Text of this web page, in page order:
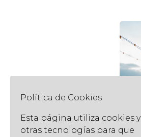
Política de Cookies
Esta página utiliza cookies y
otras tecnologías para que